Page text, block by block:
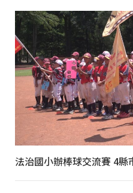
法治國小辦棒球交流賽 4縣